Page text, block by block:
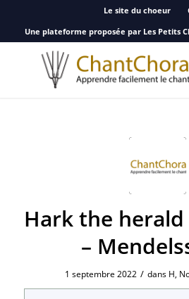
Le site du choeur
Une plateforme proposée par Les Petits
Hark the
–
1 septembre 2022 / dans H,